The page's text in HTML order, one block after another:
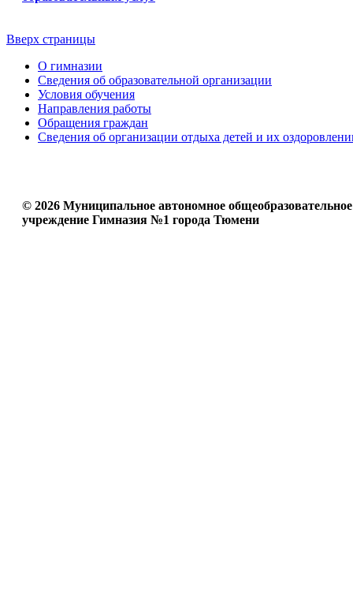
Вверх страницы
О гимназии
Сведения об образовательной организации
Условия обучения
Направления работы
Обращения граждан
Сведения об организации отдыха детей и их
© 2026 Муниципальное автономное общеобразовательное
учреждение Гимназия №1 города Тюмени